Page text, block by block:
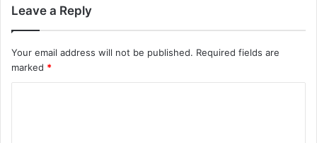
Leave a Reply
Your email address will not be published. Required fields are
marked *